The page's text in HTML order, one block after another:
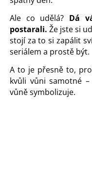
Ale co udělá? Dá
postarali. Že jste si
stojí za to si zapálit
seriálem a prostě být.
A to je přesně to,
kvůli vůni samotné
vůně symbolizuje.